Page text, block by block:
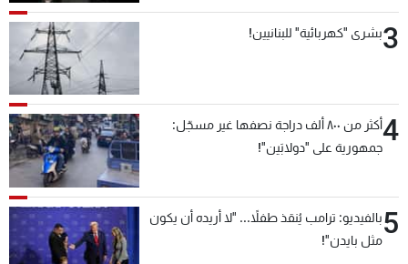
3بشرى "كهربائية" للبنانيين!
4
أكثر من ٨٠٠ ألف دراجة نصفها غير مسجّل:
جمهورية على "دولابَين"!
5بالفيديو: ترامب يُنقذ طفلاً... "لا أريده أن يكون
مثل بايدن"!